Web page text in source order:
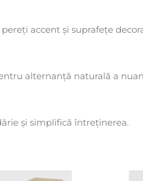
accent și suprafețe
alternanță naturală a
și simplifică întreținerea.